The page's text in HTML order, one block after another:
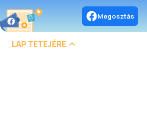
Megosztás
LAP TETEJÉRE